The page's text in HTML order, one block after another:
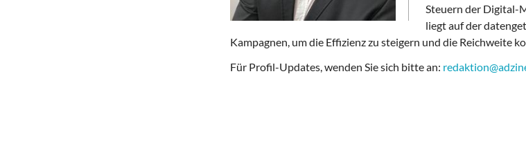
Steuern der Digital-
liegt auf der
Kampagnen, um die Effizienz zu steigern und die Reichweite
Für Profil-Updates, wenden Sie sich bitte an: